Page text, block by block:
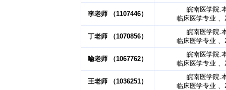
李老师 （1107446）
皖南医学院.
临床医学专业 、
丁老师 （1070856）
皖南医学院.
临床医学专业 、
喻老师 （1067762）
皖南医学院.
临床医学专业 、
王老师 （1036251）
皖南医学院.
临床医学专业 、